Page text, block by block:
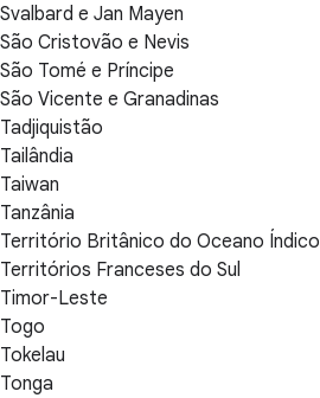
Svalbard e Jan Mayen
São Cristovão e Nevis
São Tomé e Príncipe
São Vicente e Granadinas
Tadjiquistão
Tailândia
Taiwan
Tanzânia
Território Britânico do Oceano Índico
Territórios Franceses do Sul
Timor-Leste
Togo
Tokelau
Tonga